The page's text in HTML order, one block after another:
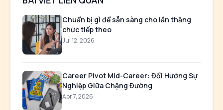
Chuẩn bị gì để sẵn sàng cho lần thăng
chức tiếp theo
Jul 12, 2026
Career Pivot Mid-Career: Đổi Hướng Sự
Nghiệp Giữa Chặng Đường
Apr 7, 2026